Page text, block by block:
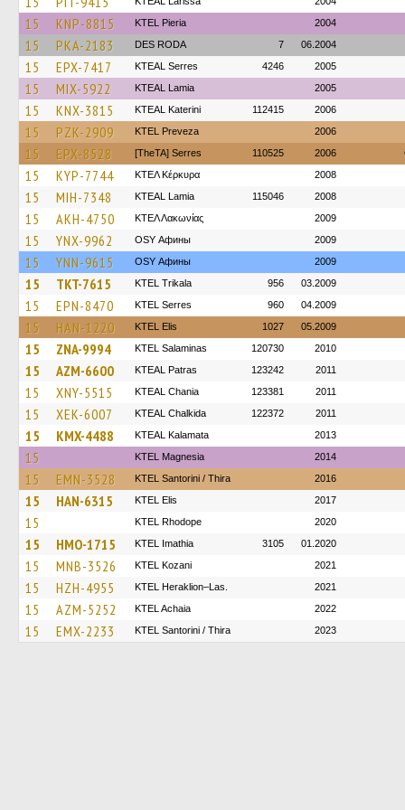
15 KNP-8815 KTEL Pieria 2004
15 PKA-2183 DES RODA 7 06.2004
15 EPX-7417 KTEAL Serres 4246 2005
15 MIX-5922 KTEAL Lamia 2005
15 KNX-3815 KTEAL Katerini 112415 2006
15 PZK-2909 KTEL Preveza 2006
15 EPX-8528 [TheTA] Serres 110525 2006
15 KYP-7744 ΚΤΕΛ Κέρκυρα 2008
15 MIH-7348 KTEAL Lamia 115046 2008
15 AKH-4750 ΚΤΕΛ Λακωνίας 2009
15 YNX-9962 OSY Афины 2009
15 YNN-9615 OSY Афины 2009
15 TKT-7615 ΚΤΕL Τrikala 956 03.2009
15 EPN-8470 KTEL Serres 960 04.2009
15 HAN-1220 KTEL Elis 1027 05.2009
15 ZNA-9994 KTEL Salaminas 120730 2010
15 AZM-6600 KTEAL Patras 123242 2011
15 XNY-5515 KTEAL Chania 123381 2011
15 XEK-6007 KTEAL Chalkida 122372 2011
15 KMX-4488 KTEAL Kalamata 2013
15 ΚΤΕL Magnesia 2014
15 EMN-3528 KTEL Santorini / Thira 2016
15 HAN-6315 KTEL Elis 2017
15 KTEL Rhodope 2020
15 HMO-1715 KTEL Imathia 3105 01.2020
15 MNB-3526 ΚΤΕL Kozani 2021
15 HZH-4955 KTEL Heraklion–Las. 2021
15 AZM-5252 KTEL Achaia 2022
15 EMX-2233 KTEL Santorini / Thira 2023